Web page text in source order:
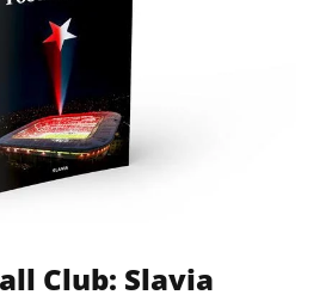
Club: Slavia